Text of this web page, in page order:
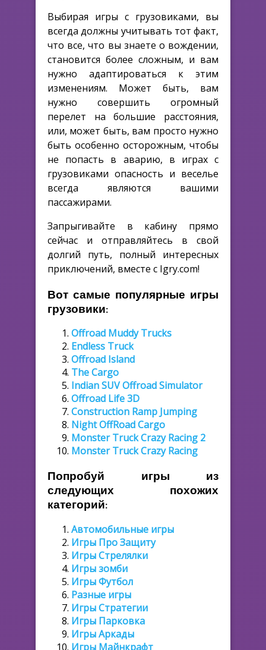
Выбирая игры с грузовиками, вы
всегда должны учитывать тот факт,
что все, что вы знаете о вождении,
становится более сложным, и вам
нужно адаптироваться к этим
изменениям. Может быть, вам
нужно совершить огромный
перелет на большие расстояния,
или, может быть, вам просто нужно
быть особенно осторожным, чтобы
не попасть в аварию, в играх с
грузовиками опасность и веселье
всегда являются вашими
пассажирами.
Запрыгивайте в кабину прямо
сейчас и отправляйтесь в свой
долгий путь, полный интересных
приключений, вместе с Igry.com!
Вот самые популярные игры
грузовики:
Offroad Muddy Trucks
Endless Truck
Offroad Island
The Cargo
Indian SUV Offroad Simulator
Offroad Life 3D
Construction Ramp Jumping
Night OffRoad Cargo
Monster Truck Crazy Racing 2
Monster Truck Crazy Racing
Попробуй игры из
следующих похожих
категорий:
Автомобильные игры
Игры Про Защиту
Игры Стрелялки
Игры зомби
Игры Футбол
Разные игры
Игры Стратегии
Игры Парковка
Игры Аркады
Игры Майнкрафт